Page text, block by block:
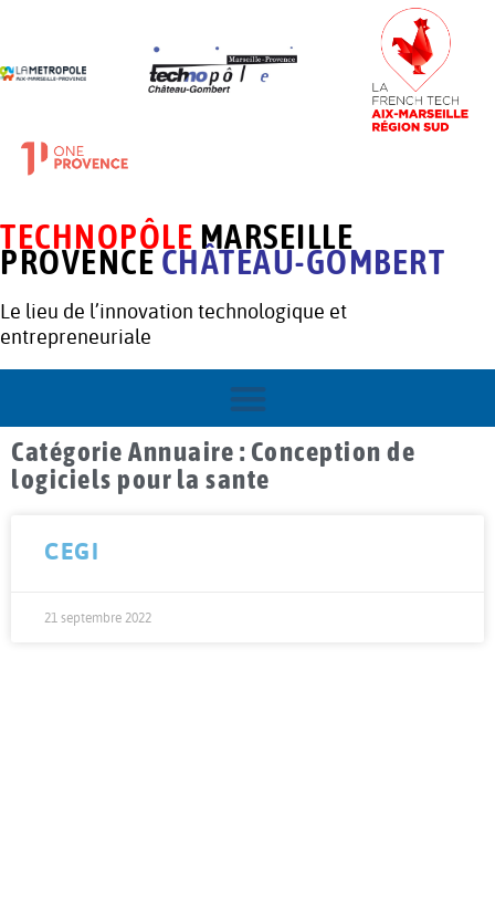
TECHNOPÔLE MARSEILLE
PROVENCECHÂTEAU-GOMBERT
Le lieu de l’innovation technologique et
entrepreneuriale
Catégorie Annuaire : Conception de
logiciels pour la sante
CEGI
21 septembre 2022